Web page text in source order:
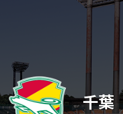
千葉